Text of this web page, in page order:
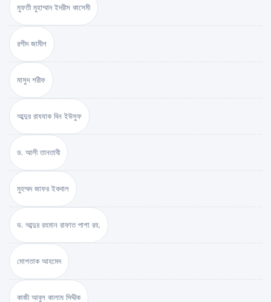
মুফতী মুহাম্মাদ ইদরীস কাসেমী
রশীদ জামীল
মাসুদ শরীফ
আব্দুর রাযযাক বিন ইউসুফ
ড. আলী তানতাবী
মুহম্মদ জাফর ইকবাল
ড. আব্দুর রহমান রাফাত পাশা রহ.
মোশতাক আহমেদ
কাজী আবুল কালাম সিদ্দীক